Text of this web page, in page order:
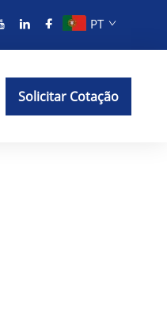
PT
Solicitar Cotação